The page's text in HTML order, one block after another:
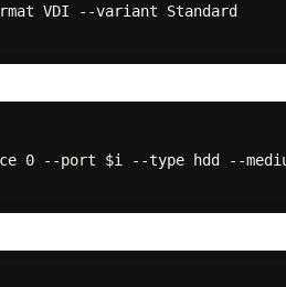
VDI --variant Standard
0 --port $i --type hdd --